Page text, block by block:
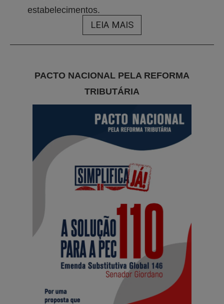
estabelecimentos.
LEIA MAIS
PACTO NACIONAL PELA REFORMA
TRIBUTÁRIA